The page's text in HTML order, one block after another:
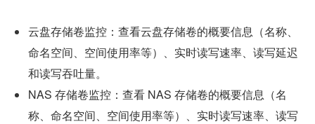
云盘存储卷监控：查看云盘存储卷的概要信息（名称、
命名空间、空间使用率等）、实时读写速率、读写延迟
和读写吞吐量。
NAS 存储卷监控：查看 NAS 存储卷的概要信息（名
称、命名空间、空间使用率等）、实时读写速率、读写